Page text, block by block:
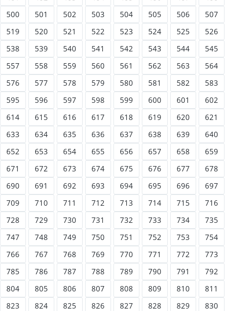
500 501 502 503 504 505 506 507
519 520 521 522 523 524 525 526
538 539 540 541 542 543 544 545
557 558 559 560 561 562 563 564
576 577 578 579 580 581 582 583
595 596 597 598 599 600 601 602
614 615 616 617 618 619 620 621
633 634 635 636 637 638 639 640
652 653 654 655 656 657 658 659
671 672 673 674 675 676 677 678
690 691 692 693 694 695 696 697
709 710 711 712 713 714 715 716
728 729 730 731 732 733 734 735
747 748 749 750 751 752 753 754
766 767 768 769 770 771 772 773
785 786 787 788 789 790 791 792
804 805 806 807 808 809 810 811
823 824 825 826 827 828 829 830